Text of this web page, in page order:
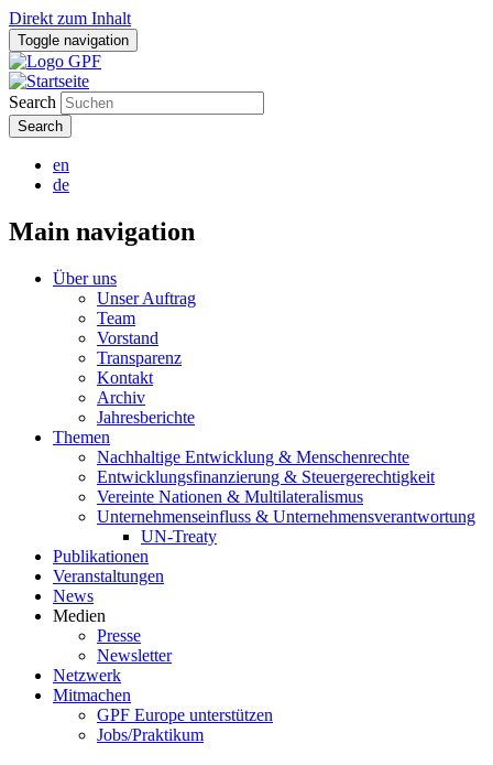
Direkt zum Inhalt
Toggle navigation
Search
en
de
Main navigation
Über uns
Unser Auftrag
Team
Vorstand
Transparenz
Kontakt
Archiv
Jahresberichte
Themen
Nachhaltige Entwicklung & Menschenrechte
Entwicklungsfinanzierung & Steuergerechtigkeit
Vereinte Nationen & Multilateralismus
Unternehmenseinfluss & Unternehmensverantwortung
UN-Treaty
Publikationen
Veranstaltungen
News
Medien
Presse
Newsletter
Netzwerk
Mitmachen
GPF Europe unterstützen
Jobs/Praktikum